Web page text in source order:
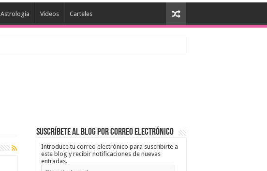
Astrologia Videos Carteles
Suscríbete al blog por correo electrónico
Introduce tu correo electrónico para suscribirte a
este blog y recibir notificaciones de nuevas
entradas.
Dirección